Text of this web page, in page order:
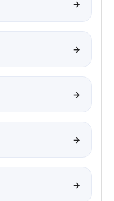
→
→
→
→
→